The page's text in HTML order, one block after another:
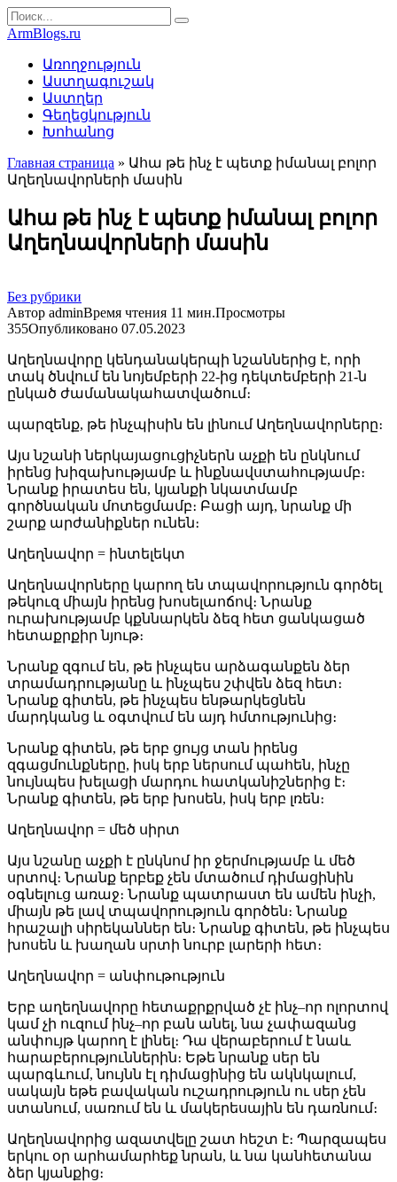
Перейти
к
контенту
Search
for:
ArmBlogs.ru
Առողջություն
Աստղագուշակ
Աստղեր
Գեղեցկություն
Խոհանոց
Главная страница » Ահա թե ինչ է պետք իմանալ բոլոր
Աղեղնավորների մասին
Ահա թե ինչ է պետք իմանալ բոլոր
Աղեղնավորների մասին
Без рубрики
Автор adminВремя чтения 11 мин.Просмотры
355Опубликовано 07.05.2023
Աղեղնավորը կենդանակերպի նշաններից է, որի
տակ ծնվում են նոյեմբերի 22-ից դեկտեմբերի 21-ն
ընկած ժամանակահատվածում։
պարզենք, թե ինչպիսին են լինում Աղեղնավորները։
Այս նշանի ներկայացուցիչներն աչքի են ընկնում
իրենց խիզախությամբ և ինքնավստահությամբ։
Նրանք իրատես են, կյանքի նկատմամբ
գործնական մոտեցմամբ։ Բացի այդ, նրանք մի
շարք արժանիքներ ունեն։
Աղեղնավոր = ինտելեկտ
Աղեղնավորները կարող են տպավորություն գործել
թեկուզ միայն իրենց խոսելաոճով։ Նրանք
ուրախությամբ կքննարկեն ձեզ հետ ցանկացած
հետաքրքիր նյութ։
Նրանք զգում են, թե ինչպես արձագանքեն ձեր
տրամադրությանը և ինչպես շփվեն ձեզ հետ։
Նրանք գիտեն, թե ինչպես ենթարկեցնեն
մարդկանց և օգտվում են այդ հմտությունից։
Նրանք գիտեն, թե երբ ցույց տան իրենց
զգացմունքները, իսկ երբ ներսում պահեն, ինչը
նույնպես խելացի մարդու հատկանիշներից է։
Նրանք գիտեն, թե երբ խոսեն, իսկ երբ լռեն։
Աղեղնավոր = մեծ սիրտ
Այս նշանը աչքի է ընկնոմ իր ջերմությամբ և մեծ
սրտով։ Նրանք երբեք չեն մտածում դիմացինին
օգնելուց առաջ։ Նրանք պատրաստ են ամեն ինչի,
միայն թե լավ տպավորություն գործեն։ Նրանք
հրաշալի սիրեկաններ են։ Նրանք գիտեն, թե ինչպես
խոսեն և խաղան սրտի նուրբ լարերի հետ։
Աղեղնավոր = անփութություն
Երբ աղեղնավորը հետաքրքրված չէ ինչ–որ ոլորտով
կամ չի ուզում ինչ–որ բան անել, նա չափազանց
անփույթ կարող է լինել։ Դա վերաբերում է նաև
հարաբերություններին։ Եթե նրանք սեր են
պարգևում, նույնն էլ դիմացինից են ակնկալում,
սակայն եթե բավական ուշադրություն ու սեր չեն
ստանում, սառում են և մակերեսային են դառնում։
Աղեղնավորից ազատվելը շատ հեշտ է։ Պարզապես
երկու օր արհամարհեք նրան, և նա կանհետանա
ձեր կյանքից։